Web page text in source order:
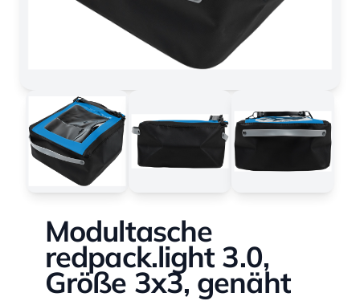
Modultasche
redpack.light 3.0,
Größe 3x3, genäht